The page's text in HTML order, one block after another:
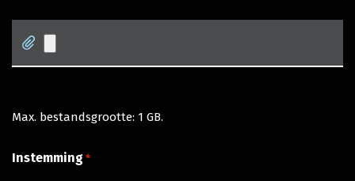
Max. bestandsgrootte: 1 GB.
Instemming *